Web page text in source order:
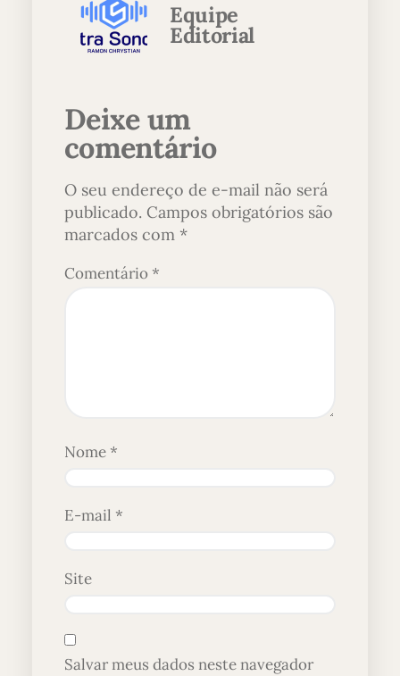
Equipe
Editorial
Deixe um
comentário
O seu endereço de e-mail não será
publicado. Campos obrigatórios são
marcados com *
Comentário*
Nome*
E-mail *
Site
Salvar meus dados neste navegador